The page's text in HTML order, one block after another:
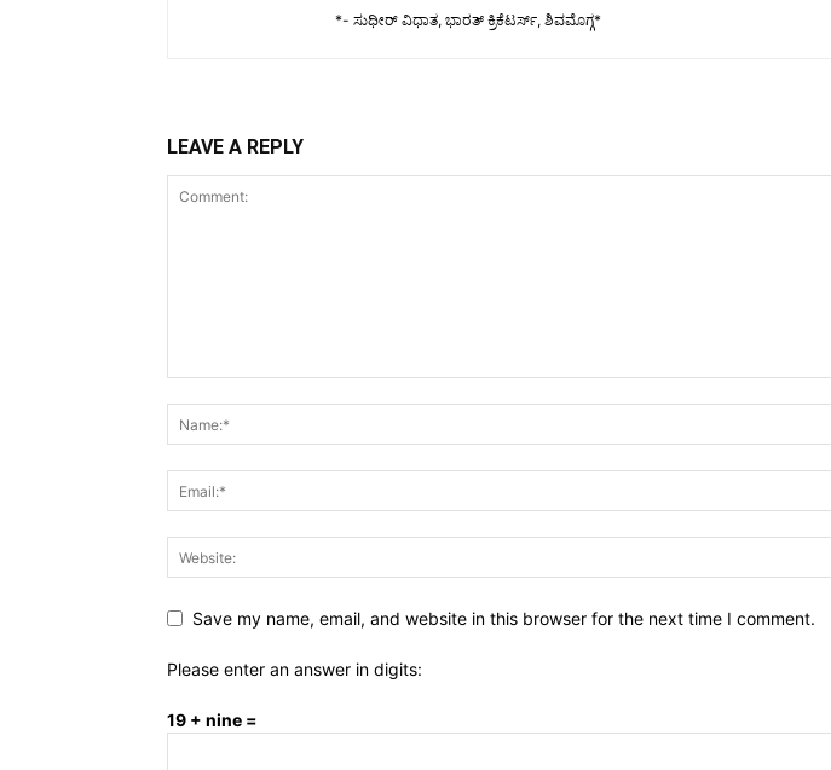
*- ಸುಧೀರ್ ವಿಧಾತ, ಭಾರತ್ ಕ್ರಿಕೆಟರ್ಸ್, ಶಿವಮೊಗ್ಗ*
LEAVE A REPLY
Save my name, email, and website in this browser for the next time I comment.
Please enter an answer in digits:
19 + nine =